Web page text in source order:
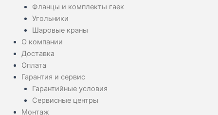
Фланцы и комплекты гаек
Угольники
Шаровые краны
О компании
Доставка
Оплата
Гарантия и сервис
Гарантийные условия
Сервисные центры
Монтаж